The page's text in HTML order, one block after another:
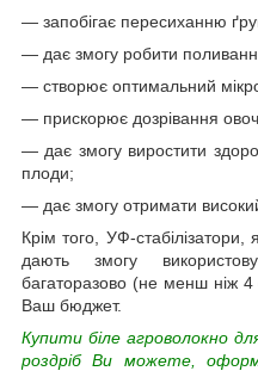
— запобігає пересиханню
— дає змогу робити
— створює оптимальний
— прискорює дозрівання
— дає змогу виростити
плоди;
— дає змогу отримати
Крім того, УФ-стабілізатори,
дають змогу
багаторазово (не менш ніж
Ваш бюджет.
Купити біле агроволокно
роздріб Ви можете,